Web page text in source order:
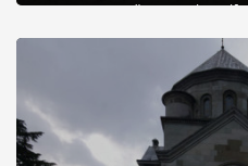
диктувати свої умови
Херсонесі Володимир-
А потім було Хрещення Русі.